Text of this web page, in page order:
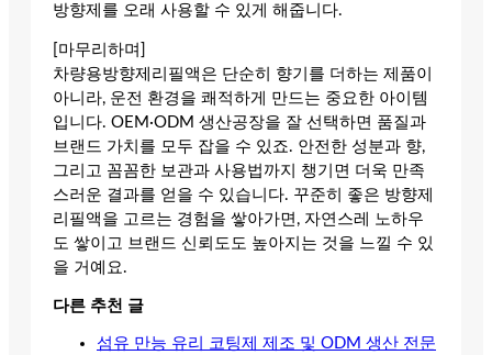
방향제를 오래 사용할 수 있게 해줍니다.
[마무리하며]
차량용방향제리필액은 단순히 향기를 더하는 제품이
아니라, 운전 환경을 쾌적하게 만드는 중요한 아이템
입니다. OEM·ODM 생산공장을 잘 선택하면 품질과
브랜드 가치를 모두 잡을 수 있죠. 안전한 성분과 향,
그리고 꼼꼼한 보관과 사용법까지 챙기면 더욱 만족
스러운 결과를 얻을 수 있습니다. 꾸준히 좋은 방향제
리필액을 고르는 경험을 쌓아가면, 자연스레 노하우
도 쌓이고 브랜드 신뢰도도 높아지는 것을 느낄 수 있
을 거예요.
다른 추천 글
섬유 만능 유리 코팅제 제조 및 ODM 생산 전문